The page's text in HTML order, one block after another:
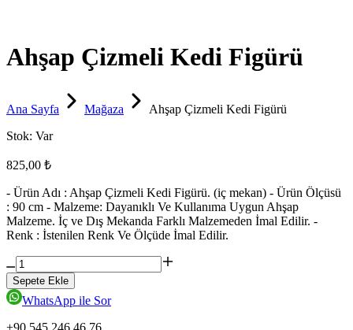
Ahşap Çizmeli Kedi Figürü
Ana Sayfa Mağaza
Ahşap Çizmeli Kedi Figürü
Stok: Var
825,00 ₺
- Ürün Adı : Ahşap Çizmeli Kedi Figürü. (iç mekan) - Ürün Ölçüsü
: 90 cm - Malzeme: Dayanıklı Ve Kullanıma Uygun Ahşap
Malzeme. İç ve Dış Mekanda Farklı Malzemeden İmal Edilir. -
Renk : İstenilen Renk Ve Ölçüde İmal Edilir.
Sepete Ekle
WhatsApp ile Sor